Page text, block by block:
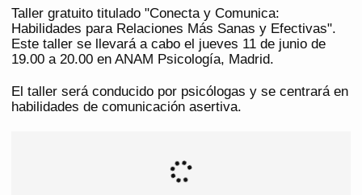
Taller gratuito titulado "Conecta y Comunica:
Habilidades para Relaciones Más Sanas y Efectivas".
Este taller se llevará a cabo el jueves 11 de junio de
19.00 a 20.00 en ANAM Psicología, Madrid.
El taller será conducido por psicólogas y se centrará en
habilidades de comunicación asertiva.